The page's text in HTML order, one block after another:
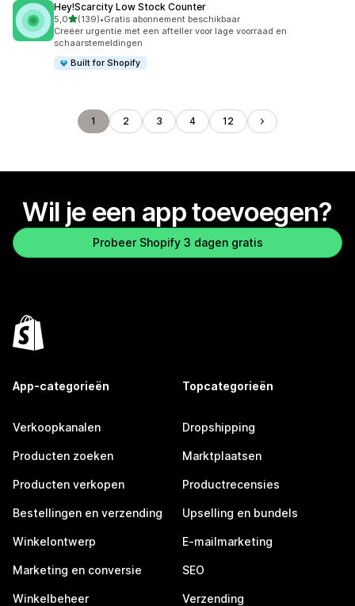
Hey!Scarcity Low Stock Counter
5,0van 5 sterren
(139)
139 recensies in totaal
•Gratis abonnement beschikbaar
Creëer urgentie met een afteller voor lage voorraad en
schaarstemeldingen
Built for Shopify
1 2 3 4 12
Wil je een app toevoegen?
Probeer Shopify 3 dagen gratis
App-categorieën
Verkoopkanalen
Producten zoeken
Producten verkopen
Bestellingen en verzending
Winkelontwerp
Marketing en conversie
Winkelbeheer
Topcategorieën
Dropshipping
Marktplaatsen
Productrecensies
Upselling en bundels
E-mailmarketing
SEO
Verzending